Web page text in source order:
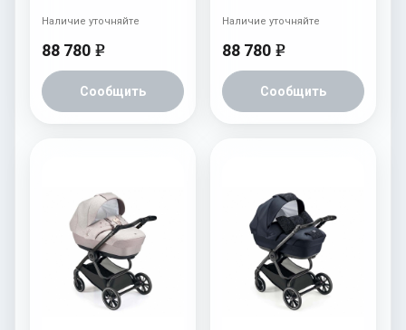
88 780 e
Сообщить
Наличие уточняйте
88 780 e
Сообщить
Наличие уточняйте